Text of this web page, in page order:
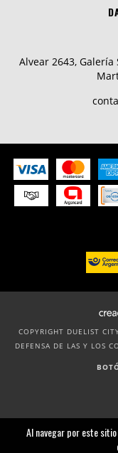
Al navegar por este sitio
Alvear 2643, Galería
COPYRIGHT DUELIST
DEFENSA DE LAS Y LOS